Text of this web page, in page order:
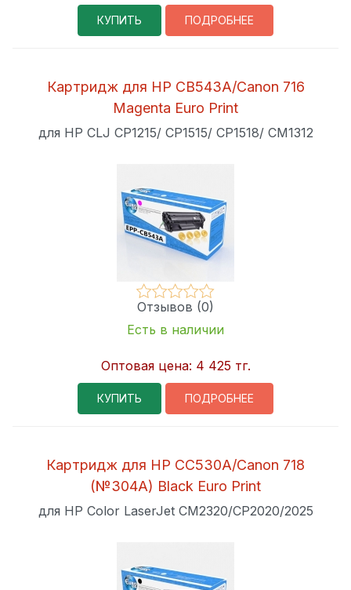
КУПИТЬ ПОДРОБНЕЕ
Картридж для HP CB543A/Canon 716
Magenta Euro Print
для HP CLJ CP1215/ CP1515/ CP1518/ CM1312
Отзывов (0)
Есть в наличии
Оптовая цена: 4 425 тг.
КУПИТЬ ПОДРОБНЕЕ
Картридж для HP CC530A/Canon 718
(№304A) Black Euro Print
для HP Color LaserJet CM2320/CP2020/2025